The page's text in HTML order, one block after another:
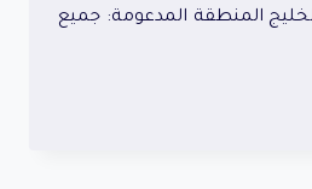
المنطقة المدعومة: جميع